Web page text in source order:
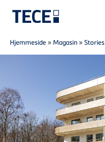
Skip to main content
Breadcrumb
Hjemmeside »Magasin »Stories